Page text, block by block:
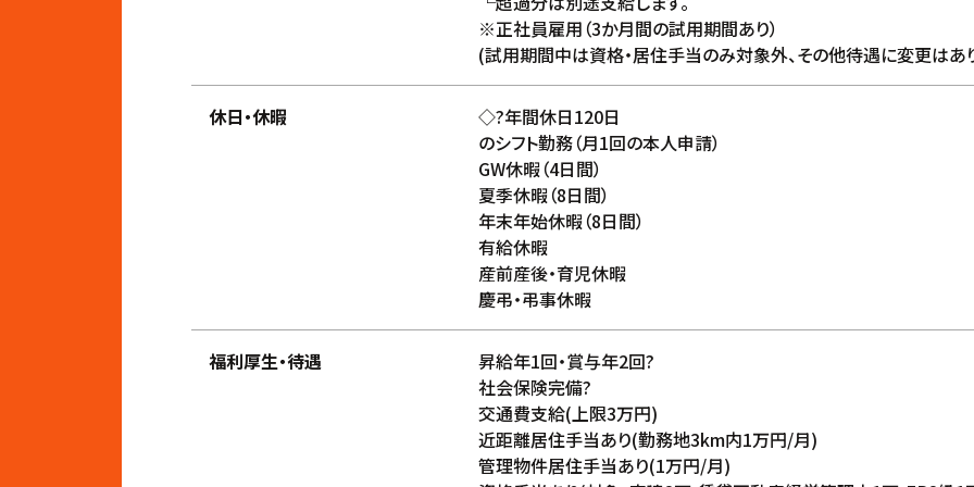
※正社員雇用（3か月間の試用期間あり）
(試用期間中は資格・居住手当のみ対象外、その他待遇に変更はあ
休日・休暇
◇?年間休日120日
のシフト勤務（月1回の本人申請）
GW休暇（4日間）
夏季休暇（8日間）
年末年始休暇（8日間）
有給休暇
産前産後・育児休暇
慶弔・弔事休暇
福利厚生・待遇
昇給年1回・賞与年2回?
社会保険完備?
交通費支給(上限3万円)
近距離居住手当あり(勤務地3km内1万円/月)
管理物件居住手当あり(1万円/月)